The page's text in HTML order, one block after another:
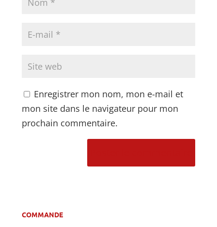
Enregistrer mon nom, mon e-mail et
mon site dans le navigateur pour mon
prochain commentaire.
e
COMMANDE